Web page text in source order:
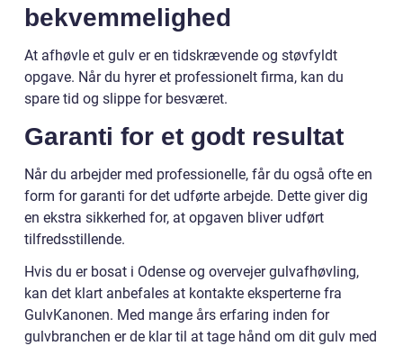
bekvemmelighed
At afhøvle et gulv er en tidskrævende og støvfyldt
opgave. Når du hyrer et professionelt firma, kan du
spare tid og slippe for besværet.
Garanti for et godt resultat
Når du arbejder med professionelle, får du også ofte en
form for garanti for det udførte arbejde. Dette giver dig
en ekstra sikkerhed for, at opgaven bliver udført
tilfredsstillende.
Hvis du er bosat i Odense og overvejer gulvafhøvling,
kan det klart anbefales at kontakte eksperterne fra
GulvKanonen. Med mange års erfaring inden for
gulvbranchen er de klar til at tage hånd om dit gulv med